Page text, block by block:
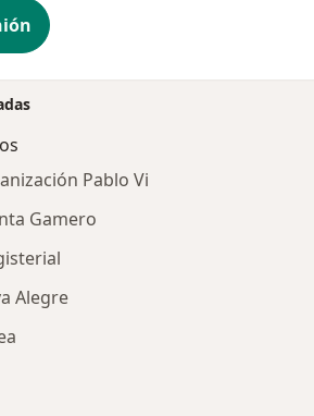
Pablo Vi
Gamero
Alegre